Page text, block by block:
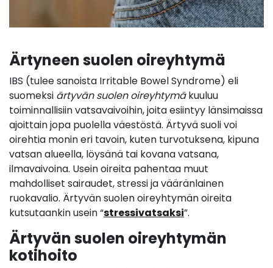
Ärtyneen suolen oireyhtymä
IBS (tulee sanoista Irritable Bowel Syndrome) eli
suomeksi ärtyvän suolen oireyhtymäkuuluu
toiminnallisiin vatsavaivoihin, joita esiintyy länsimaissa
ajoittain jopa puolella väestöstä. Ärtyvä suoli voi
oirehtia monin eri tavoin, kuten turvotuksena, kipuna
vatsan alueella, löysänä tai kovana vatsana,
ilmavaivoina. Usein oireita pahentaa muut
mahdolliset sairaudet, stressi ja vääränlainen
ruokavalio. Ärtyvän suolen oireyhtymän oireita
kutsutaankin usein “stressivatsaksi”.
Ärtyvän suolen oireyhtymän
kotihoito